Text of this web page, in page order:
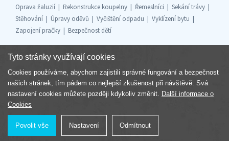
Oprava žaluzií
Rekonstrukce koupelny Řemeslníci
Sekání trávy
Stěhování
Úpravy oděvů Vyčištění odpadu
Vyklízení bytu
Zapojení pračky
Bezpečnost dětí
Součást skupiny
Tyto stránky využívají cookies
Cookies používáme, abychom zajistili správné fungování a bezpečnost
našich stránek, tím pádem co nejlepší zkušenost při návštěvě. Svá
nastavení cookies můžete později kdykoliv změnit. Další informace o
Cookies
Povolit vše Nastavení Odmítnout